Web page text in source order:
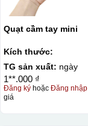
Quạt cầm tay mini
Kích thước:
TG sản xuất: ngày
1**.000 ₫
Đăng ký hoặcĐăng nhập
giá